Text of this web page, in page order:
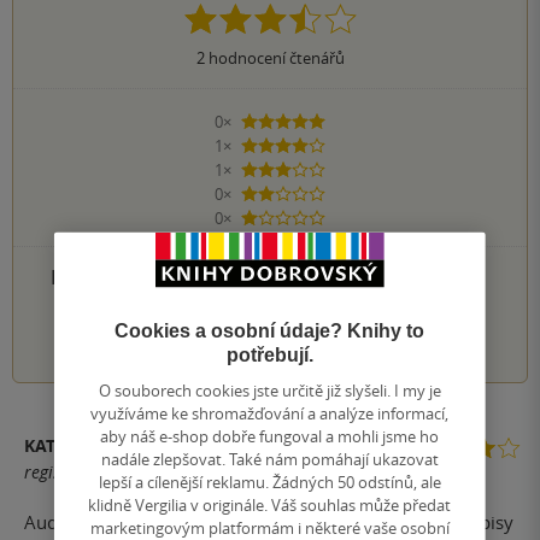
2hodnocení čtenářů
0×
5 hvězdiček
1×
4 hvězdičky
1×
3 hvězdičky
0×
2 hvězdičky
0×
1 hvezdička
PŘIDEJTE SVÉ HODNOCENÍ PRODUKTU
1 2 3 4 5
KATEŘINA ŠTĚPÁNKOVÁ
registrovaný uživatel
Audiokniha Mně se knížka líbila. Stárnoucí otec píše dopisy
Cookies a osobní údaje? Knihy to
potřebují.
O souborech cookies jste určitě již slyšeli. I my je
využíváme ke shromažďování a analýze informací,
aby náš e-shop dobře fungoval a mohli jsme ho
nadále zlepšovat. Také nám pomáhají ukazovat
lepší a cílenější reklamu. Žádných 50 odstínů, ale
klidně Vergilia v originále. Váš souhlas může předat
marketingovým platformám i některé vaše osobní